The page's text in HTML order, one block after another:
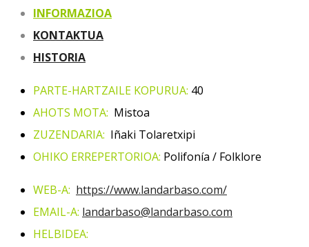
INFORMAZIOA
KONTAKTUA
HISTORIA
PARTE-HARTZAILE KOPURUA: 40
AHOTS MOTA: Mistoa
ZUZENDARIA: Iñaki Tolaretxipi
OHIKO ERREPERTORIOA: Polifonía / Folklore
WEB-A: https://www.landarbaso.com/
EMAIL-A: landarbaso@landarbaso.com
HELBIDEA: